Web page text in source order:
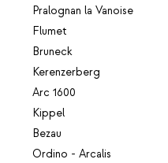
Pralognan la Vanoise
Flumet
Bruneck
Kerenzerberg
Arc 1600
Kippel
Bezau
Ordino - Arcalis